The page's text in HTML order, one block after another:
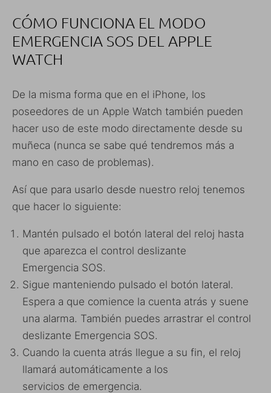
CÓMO FUNCIONA EL MODO
EMERGENCIA SOS DEL APPLE
WATCH
De la misma forma que en el iPhone, los
poseedores de un Apple Watch también pueden
hacer uso de este modo directamente desde su
muñeca (nunca se sabe qué tendremos más a
mano en caso de problemas).
Así que para usarlo desde nuestro reloj tenemos
que hacer lo siguiente:
Mantén pulsado el botón lateral del reloj hasta
que aparezca el control deslizante
Emergencia SOS.
Sigue manteniendo pulsado el botón lateral.
Espera a que comience la cuenta atrás y suene
una alarma. También puedes arrastrar el control
deslizante Emergencia SOS.
Cuando la cuenta atrás llegue a su fin, el reloj
llamará automáticamente a los
servicios de emergencia.